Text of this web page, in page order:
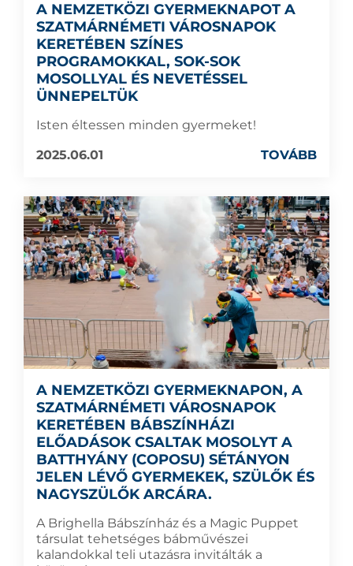
A NEMZETKÖZI GYERMEKNAPOT A
SZATMÁRNÉMETI VÁROSNAPOK
KERETÉBEN SZÍNES
PROGRAMOKKAL, SOK-SOK
MOSOLLYAL ÉS NEVETÉSSEL
ÜNNEPELTÜK
Isten éltessen minden gyermeket!
2025.06.01
TOVÁBB
A NEMZETKÖZI GYERMEKNAPON, A
SZATMÁRNÉMETI VÁROSNAPOK
KERETÉBEN BÁBSZÍNHÁZI
ELŐADÁSOK CSALTAK MOSOLYT A
BATTHYÁNY (COPOSU) SÉTÁNYON
JELEN LÉVŐ GYERMEKEK, SZÜLŐK ÉS
NAGYSZÜLŐK ARCÁRA.
A Brighella Bábszínház és a Magic Puppet
társulat tehetséges bábművészei
kalandokkal teli utazásra invitálták a